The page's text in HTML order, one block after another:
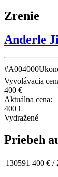
Zrenie
Anderle
#A004000
Vyvolávacia
400 €
Aktuálna cena:
400 €
Vydražené
Priebeh
130591 400 € /